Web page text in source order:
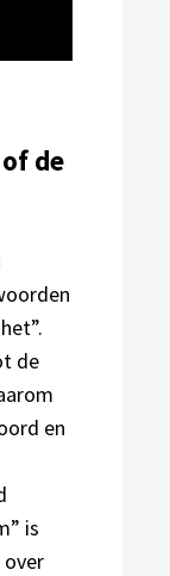
de
de
en
is